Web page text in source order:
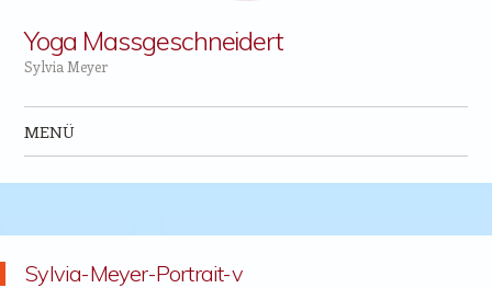
Yoga Massgeschneidert
Sylvia Meyer
MENÜ
Sylvia-Meyer-Portrait-v